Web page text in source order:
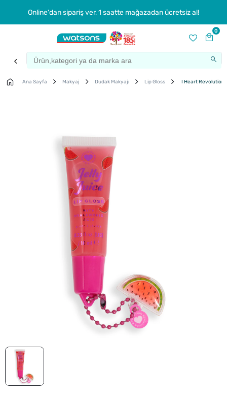
Online'dan sipariş ver, 1 saatte mağazadan ücretsiz al!
0
Ana Sayfa Makyaj Dudak Makyajı Lip Gloss I Heart Revolution